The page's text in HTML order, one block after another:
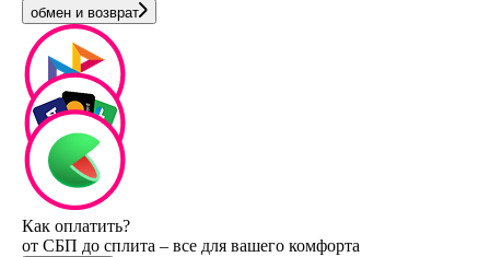
обмен и возврат
Как оплатить?
от СБП до сплита – все для вашего комфорта